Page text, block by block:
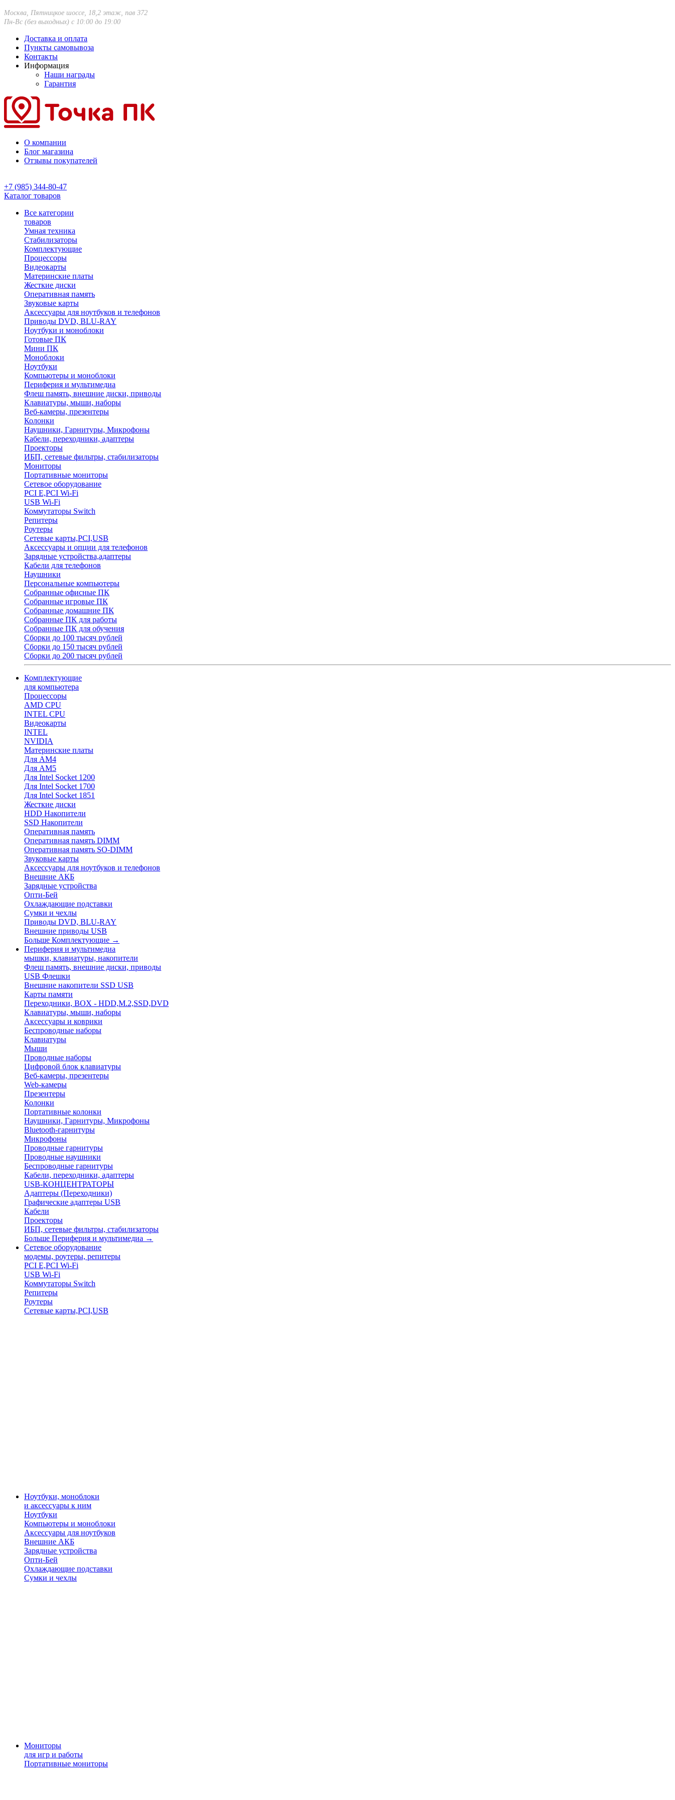
Москва, Пятницкое шоссе, 18,2 этаж, пав 372
Пн-Вс (без выходных) с 10:00 до 19:00
Доставка и оплата
Пункты самовывоза
Контакты
Информация
Наши награды
Гарантия
О компании
Блог магазина
Отзывы покупателей
+7 (985) 344-80-47
Каталог товаров
Все категории
товаров
Умная техника
Стабилизаторы
Комплектующие
Процессоры
Видеокарты
Материнские платы
Жесткие диски
Оперативная память
Звуковые карты
Аксессуары для ноутбуков и телефонов
Приводы DVD, BLU-RAY
Ноутбуки и моноблоки
Готовые ПК
Мини ПК
Моноблоки
Ноутбуки
Компьютеры и моноблоки
Периферия и мультимедиа
Флеш память, внешние диски, приводы
Клавиатуры, мыши, наборы
Веб-камеры, презентеры
Колонки
Наушники, Гарнитуры, Микрофоны
Кабели, переходники, адаптеры
Проекторы
ИБП, сетевые фильтры, стабилизаторы
Мониторы
Портативные мониторы
Сетевое оборудование
PCI E,PCI Wi-Fi
USB Wi-Fi
Коммутаторы Switch
Репитеры
Роутеры
Сетевые карты,PCI,USB
Аксессуары и опции для телефонов
Зарядные устройства,адаптеры
Кабели для телефонов
Наушники
Персональные компьютеры
Собранные офисные ПК
Собранные игровые ПК
Собранные домашние ПК
Собранные ПК для работы
Собранные ПК для обучения
Сборки до 100 тысяч рублей
Сборки до 150 тысяч рублей
Сборки до 200 тысяч рублей
Комплектующие
для компьютера
Процессоры
AMD CPU
INTEL CPU
Видеокарты
INTEL
NVIDIA
Материнские платы
Для AM4
Для AM5
Для Intel Socket 1200
Для Intel Socket 1700
Для Intel Socket 1851
Жесткие диски
HDD Накопители
SSD Накопители
Оперативная память
Оперативная память DIMM
Оперативная память SO-DIMM
Звуковые карты
Аксессуары для ноутбуков и телефонов
Внешние АКБ
Зарядные устройства
Опти-Бей
Охлаждающие подставки
Сумки и чехлы
Приводы DVD, BLU-RAY
Внешние приводы USB
Больше Комплектующие →
Периферия и мультимедиа
мышки, клавиатуры, накопители
Флеш память, внешние диски, приводы
USB Флешки
Внешние накопители SSD USB
Карты памяти
Переходники, BOX - HDD,M.2,SSD,DVD
Клавиатуры, мыши, наборы
Аксессуары и коврики
Беспроводные наборы
Клавиатуры
Мыши
Проводные наборы
Цифровой блок клавиатуры
Веб-камеры, презентеры
Web-камеры
Презентеры
Колонки
Портативные колонки
Наушники, Гарнитуры, Микрофоны
Bluetooth-гарнитуры
Микрофоны
Проводные гарнитуры
Проводные наушники
Беспроводные гарнитуры
Кабели, переходники, адаптеры
USB-КОНЦЕНТРАТОРЫ
Адаптеры (Переходники)
Графические адаптеры USB
Кабели
Проекторы
ИБП, сетевые фильтры, стабилизаторы
Больше Периферия и мультимедиа →
Сетевое оборудование
модемы, роутеры, репитеры
PCI E,PCI Wi-Fi
USB Wi-Fi
Коммутаторы Switch
Репитеры
Роутеры
Сетевые карты,PCI,USB
Ноутбуки, моноблоки
и аксессуары к ним
Ноутбуки
Компьютеры и моноблоки
Аксессуары для ноутбуков
Внешние АКБ
Зарядные устройства
Опти-Бей
Охлаждающие подставки
Сумки и чехлы
Мониторы
для игр и работы
Портативные мониторы